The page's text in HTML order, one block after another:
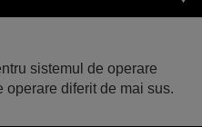
sistemul de operare
operare diferit de mai sus.